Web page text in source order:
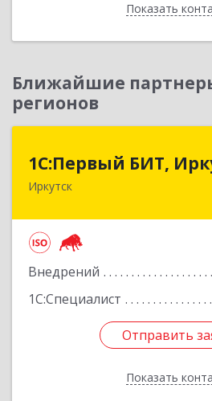
ПоказатьНазад
Ближайшие
регионов
1С:Первый БИТ,
Иркутск
Внедрений
1С:Специалист
Отправить
Показать
1С:Первый
664007, Иркутская обл,
Отправить
Назад